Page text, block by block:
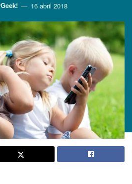
16 abril 2018